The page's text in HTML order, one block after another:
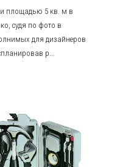
площадью 5 кв. м в
судя по фото в
для дизайнеров
р...